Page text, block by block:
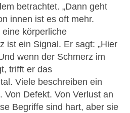
betrachtet. „Dann geht
innen ist es oft mehr.
körperliche
ist ein Signal. Er sagt: „Hier
wenn der Schmerz im
trifft er das
Viele beschreiben ein
Von Defekt. Von Verlust an
Begriffe sind hart, aber sie